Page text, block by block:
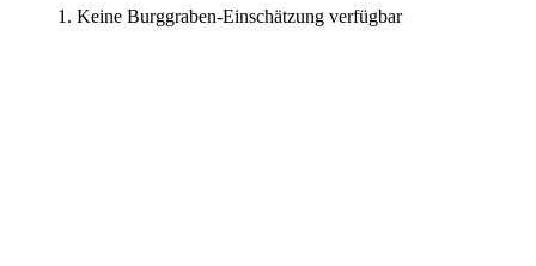
Keine Burggraben-Einschätzung verfügbar